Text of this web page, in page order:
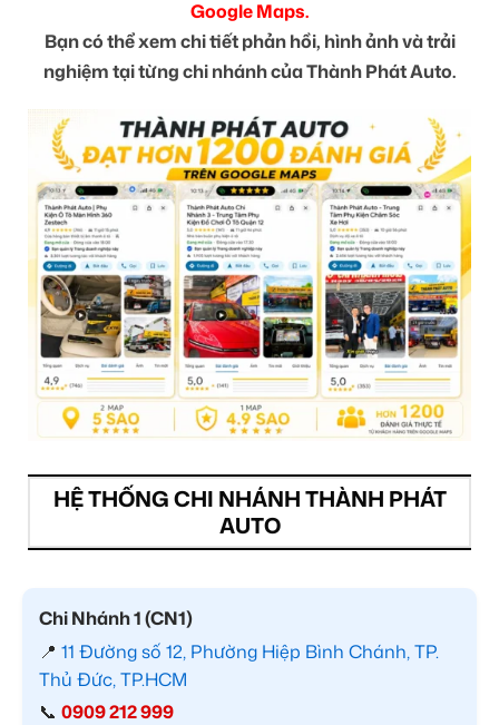
Google Maps.
Bạn có thể xem chi tiết phản hồi, hình ảnh và trải
nghiệm tại từng chi nhánh của Thành Phát Auto.
HỆ THỐNG CHI NHÁNH THÀNH PHÁT
AUTO
Chi Nhánh 1 (CN1)
📍 11 Đường số 12, Phường Hiệp Bình Chánh, TP.
Thủ Đức, TP.HCM
📞 0909 212 999